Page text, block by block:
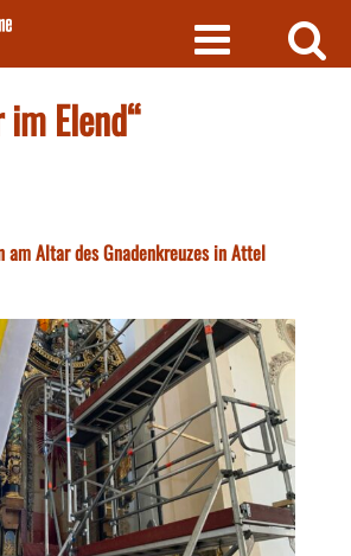
Elend“
am Altar des Gnadenkreuzes in Attel